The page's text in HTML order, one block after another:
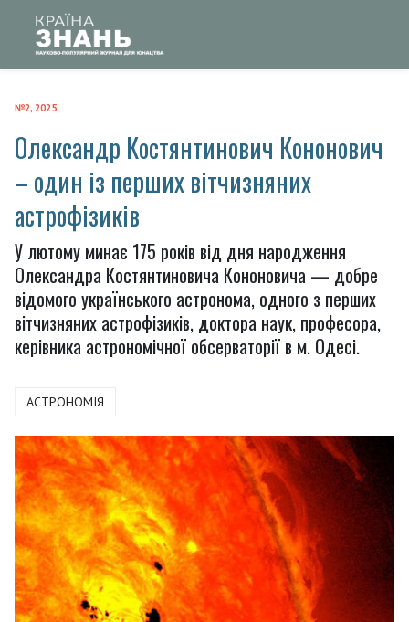
№2, 2025
Олександр Костянтинович Кононович
– один із перших вітчизняних
астрофізиків
У лютому минає 175 років від дня народження
Олександра Костянтиновича Кононовича — добре
відомого українського астронома, одного з перших
вітчизняних астрофізиків, доктора наук, професора,
керівника астрономічної обсерваторії в м. Одесі.
АСТРОНОМІЯ